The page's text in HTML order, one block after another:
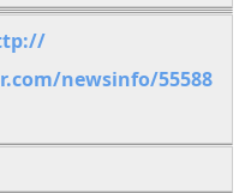
newsinfo/55588